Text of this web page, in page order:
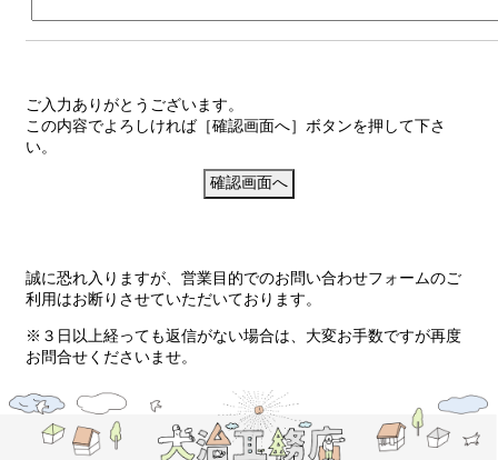
ご入力ありがとうございます。
この内容でよろしければ［確認画面へ］ボタンを押して下さ
い。
誠に恐れ入りますが、営業目的でのお問い合わせフォームのご
利用はお断りさせていただいております。
※３日以上経っても返信がない場合は、大変お手数ですが再度
お問合せくださいませ。